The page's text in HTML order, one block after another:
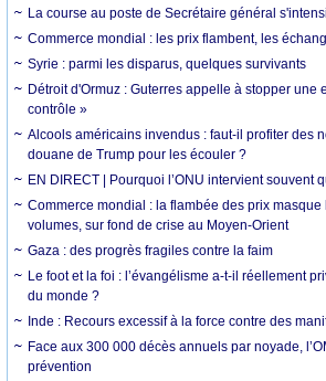
La course au poste de Secrétaire général
Commerce mondial : les prix flambent, les
Syrie : parmi les disparus, quelques survivants
Détroit d'Ormuz : Guterres appelle à stopper une
contrôle »
Alcools américains invendus : faut-il profiter des
douane de Trump pour les écouler ?
EN DIRECT | Pourquoi l’ONU intervient souvent
Commerce mondial : la flambée des prix
volumes, sur fond de crise au Moyen-Orient
Gaza : des progrès fragiles contre la faim
Le foot et la foi : l’évangélisme a-t-il réellement
du monde ?
Inde : Recours excessif à la force contre des
Face aux 300 000 décès annuels par noyade,
prévention